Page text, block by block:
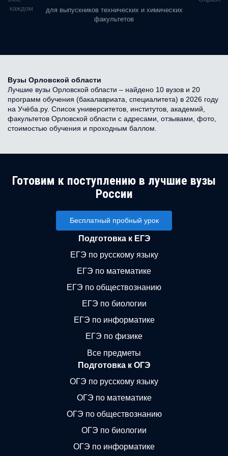
в каждом
для выпускников технических и химических
факультетов
Вузы Орловской области
Лучшие вузы Орловской области – найдено 10 вузов и 20
программ обучения (бакалавриата, специалитета) в 2026 году
на Учёба.ру. Список университетов, институтов, академий,
факультетов Орловской области с адресами, отзывами, фото,
стоимостью обучения и проходным баллом.
Готовим к поступлению в лучшие вузы
России
Бесплатный пробный урок
Подготовка к ЕГЭ
ЕГЭ по русскому языку
ЕГЭ по математике
ЕГЭ по обществознанию
ЕГЭ по биологии
ЕГЭ по информатике
ЕГЭ по физике
Все предметы
Подготовка к ОГЭ
ОГЭ по русскому языку
ОГЭ по математике
ОГЭ по обществознанию
ОГЭ по биологии
ОГЭ по информатике